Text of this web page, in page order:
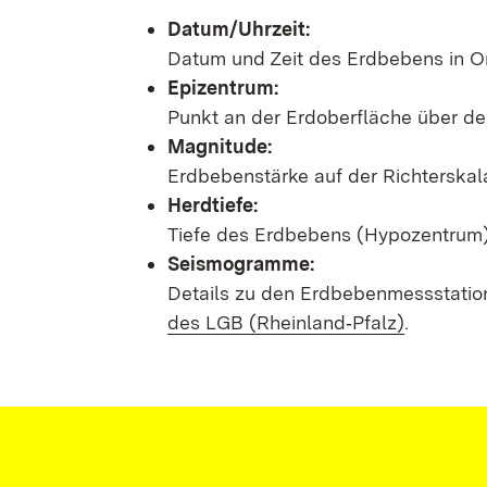
Datum/Uhrzeit:
Datum und Zeit des Erdbebens in
Epizentrum:
Punkt an der Erdoberfläche über
Magnitude:
Erdbebenstärke auf der
Herdtiefe:
Tiefe des Erdbebens
Seismogramme:
Details zu den
des LGB (Rheinland‑Pfalz).